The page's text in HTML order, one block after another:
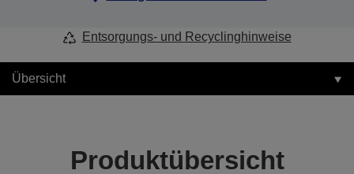
Entsorgungs- und Recyclinghinweise
Übersicht
Produktübersicht